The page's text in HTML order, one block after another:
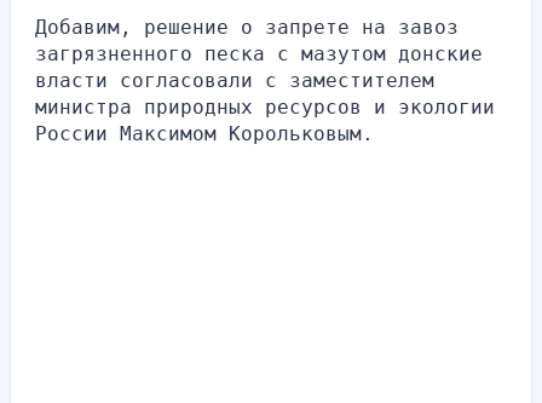
Добавим, решение о запрете на завоз
загрязненного песка с мазутом донские
власти согласовали с заместителем
министра природных ресурсов и экологии
России Максимом Корольковым.